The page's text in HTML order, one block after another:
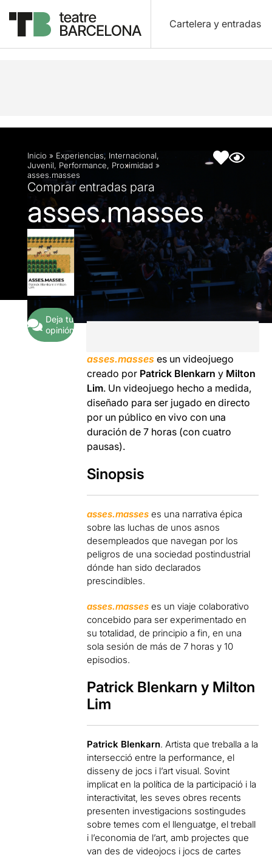
Cartelera y entradas
Descripción Ficha artística Fotos y vídeos
Inicio » Experiencias, Internacional,
Juvenil, Performance, Proximidad »
asses.masses
Comprar entradas para
asses.masses
Deja tu
opinión
asses.masseses un videojuego
creado por Patrick Blenkarn y Milton
Lim. Un videojuego hecho a medida,
diseñado para ser jugado en directo
por un público en vivo con una
duración de 7 horas (con cuatro
pausas).
Sinopsis
asses.masseses una narrativa épica
sobre las luchas de unos asnos
desempleados que navegan por los
peligros de una sociedad postindustrial
dónde han sido declarados
prescindibles.
asses.masseses un viaje colaborativo
concebido para ser experimentado en
su totalidad, de principio a fin, en una
sola sesión de más de 7 horas y 10
episodios.
Patrick Blenkarn y Milton
Lim
Patrick Blenkarn. Artista que treballa a la
intersecció entre la performance, el
disseny de jocs i l’art visual. Sovint
implicat en la política de la participació i la
interactivitat, les seves obres recents
presenten investigacions sostingudes
sobre temes com el llenguatge, el treball
i l’economia de l’art, amb projectes que
van des de videojocs i jocs de cartes